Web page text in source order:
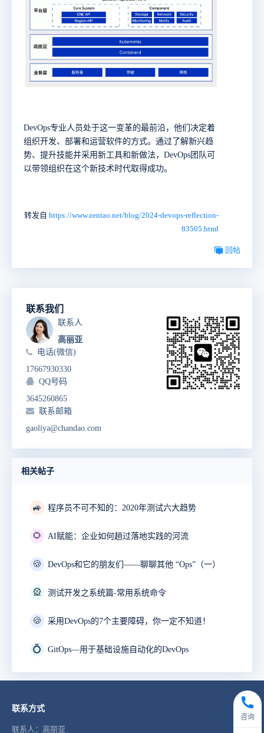
DevOps专业人员处于这一变革的最前沿，他们决定着
组织开发、部署和运营软件的方式。通过了解新兴趋
势、提升技能并采用新工具和新做法，DevOps团队可
以带领组织在这个新技术时代取得成功。
转发自https://www.zentao.net/blog/2024-devops-reflection-
83505.html
回帖
联系我们
联系人
高丽亚
电话(微信)
17667930330
QQ号码
3645260865
联系邮箱
gaoliya@chandao.com
相关帖子
🚙 程序员不可不知的：2020年测试六大趋势
🌻 AI赋能：企业如何趟过落地实践的河流
🍪 DevOps和它的朋友们——聊聊其他 “Ops”（一）
🎡 测试开发之系统篇-常用系统命令
🍪 采用DevOps的7个主要障碍，你一定不知道！
💍 GitOps—用于基础设施自动化的DevOps
联系方式
联系人：高丽亚
咨询